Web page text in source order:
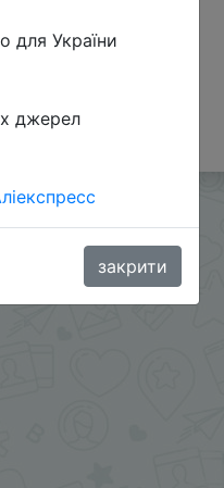
для України
джерел
закрити